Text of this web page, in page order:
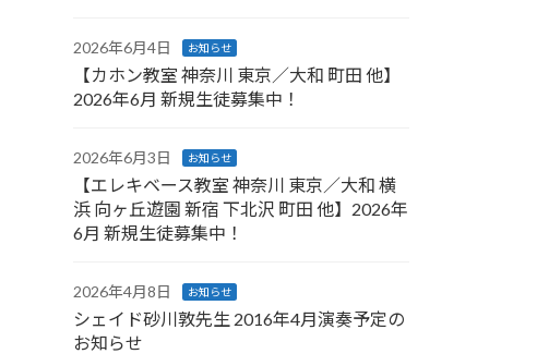
2026年6月4日 お知らせ
【カホン教室 神奈川 東京／大和 町田 他】
2026年6月 新規生徒募集中！
2026年6月3日 お知らせ
【エレキベース教室 神奈川 東京／大和 横
浜 向ヶ丘遊園 新宿 下北沢 町田 他】2026年
6月 新規生徒募集中！
2026年4月8日 お知らせ
シェイド砂川敦先生 2016年4月演奏予定の
お知らせ